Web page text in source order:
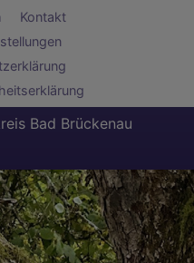
Kontakt
Bad Brückenau